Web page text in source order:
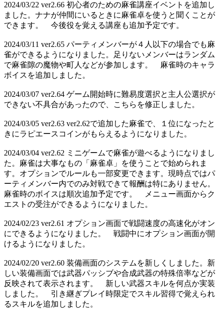
2024/03/22 ver2.66 初心者のための麻雀講座イベントを追加し
ました。ナナが仲間にいるときに麻雀卓を使うと聞くことが
できます。 今後役を覚える講座も追加予定です。
2024/03/11 ver2.65 パーティメンバーが４人以下の場合でも麻
雀ができるようになりました。足りないメンバーはランダム
で麻雀隙の魔物や町人などが参加します。 麻雀時のキャラ
ボイスを追加しました。
2024/03/07 ver2.64 ゲーム開始時に難易度選択と主人公選択が
できない不具合があったので、こちらを修正しました。
2024/03/05 ver2.63 ver2.62で追加した麻雀で、１位になったと
きにラピエースコインがもらえるようになりました。
2024/03/04 ver2.62 ミニゲームで麻雀が遊べるようになりまし
た。麻雀は大事なもの「麻雀卓」を使うことで始められま
す。オプションでルールも一部変更できます。現時点ではパ
ーティメンバー内でのみ対戦できて報酬は特にありません。
麻雀時のボイスは順次追加予定です。 メニュー画面からク
エストの受注ができるようになりました。
2024/02/23 ver2.61 オプション画面で戦闘速度の高速化がオン
にできるようになりました。 戦闘中にオプション画面が開
けるようになりました。
2024/02/20 ver2.60 装備画面のシステムを新しくしました。新
しい装備画面では武器パッシブや合成武器の特殊倍率などが
反映されて表示されます。 新しい武器スキルを何点か実装
しました。 引き継ぎプレイ時限定でスキル習得で覚えられ
るスキルを追加しました。